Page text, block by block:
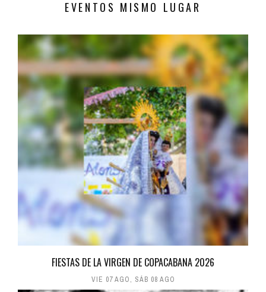
EVENTOS MISMO LUGAR
FIESTAS DE LA VIRGEN DE COPACABANA 2026
VIE 07 AGO, SÁB 08 AGO